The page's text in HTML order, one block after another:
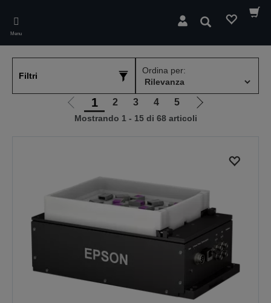
main
content
Menu
Cerca
Filtri
Ordina per:
Vai
alla
1 2 3 4 5
Vai
alla
Mostrando 1 - 15 di 68 articoli